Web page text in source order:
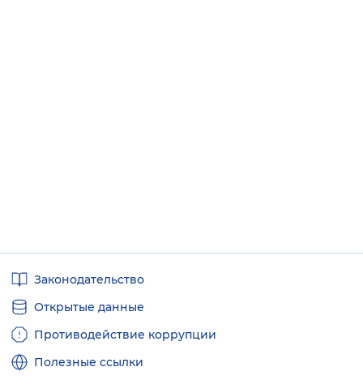
ссылкиЗаконодательство
Открытые данные
Противодействие коррупции
Полезные ссылки